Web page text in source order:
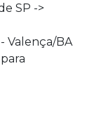
SP ->
Valença/BA